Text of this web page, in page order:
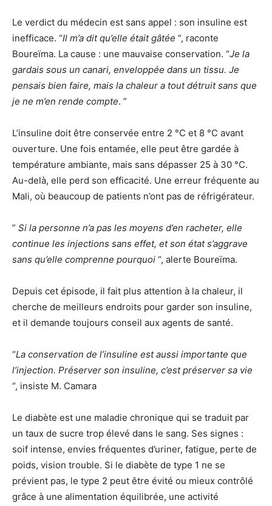
Le verdict du médecin est sans appel : son insuline est
inefficace. “Il m’a dit qu’elle était gâtée “, raconte
Boureïma. La cause : une mauvaise conservation. “Je la
gardais sous un canari, enveloppée dans un tissu. Je
pensais bien faire, mais la chaleur a tout détruit sans que
je ne m’en rende compte. ”
L’insuline doit être conservée entre 2 °C et 8 °C avant
ouverture. Une fois entamée, elle peut être gardée à
température ambiante, mais sans dépasser 25 à 30 °C.
Au-delà, elle perd son efficacité. Une erreur fréquente au
Mali, où beaucoup de patients n’ont pas de réfrigérateur.
” Si la personne n’a pas les moyens d’en racheter, elle
continue les injections sans effet, et son état s’aggrave
sans qu’elle comprenne pourquoi “, alerte Boureïma.
Depuis cet épisode, il fait plus attention à la chaleur, il
cherche de meilleurs endroits pour garder son insuline,
et il demande toujours conseil aux agents de santé.
“La conservation de l’insuline est aussi importante que
l’injection. Préserver son insuline, c’est préserver sa vie
“, insiste M. Camara
Le diabète est une maladie chronique qui se traduit par
un taux de sucre trop élevé dans le sang. Ses signes :
soif intense, envies fréquentes d’uriner, fatigue, perte de
poids, vision trouble. Si le diabète de type 1 ne se
prévient pas, le type 2 peut être évité ou mieux contrôlé
grâce à une alimentation équilibrée, une activité